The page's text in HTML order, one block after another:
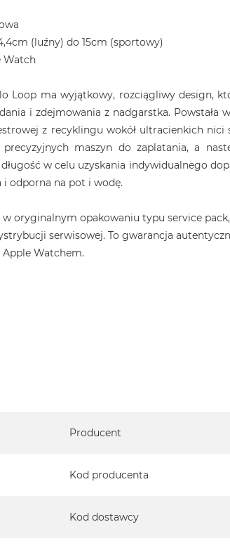
(luźny) do 15cm (sportowy)
Watch
Loop ma wyjątkowy, rozciągliwy design,
i zdejmowania z nadgarstka. Powstała
z recyklingu wokół ultracienkich nici
precyzyjnych maszyn do zaplatania, a
w celu uzyskania indywidualnego
odporna na pot i wodę.
oryginalnym opakowaniu typu service
serwisowej. To gwarancja
Apple Watchem.
Producent
Kod producenta
Kod dostawcy